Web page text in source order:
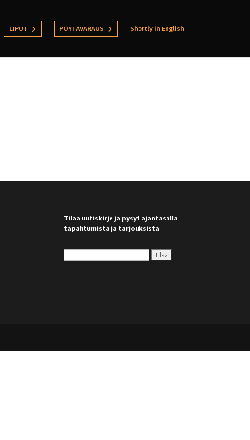
LIPUT PÖYTÄVARAUS Shortly in English
Tilaa uutiskirje ja pysyt ajantasalla
tapahtumista ja tarjouksista